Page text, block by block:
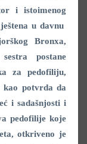
i istoimenog
u davnu
Bronxa,
postane
za pedofiliju,
potvrda da
i sadašnjosti i
pedofilije koje
otkriveno je